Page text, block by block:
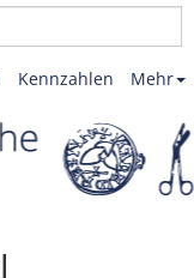
Mehr
Kennzahlen